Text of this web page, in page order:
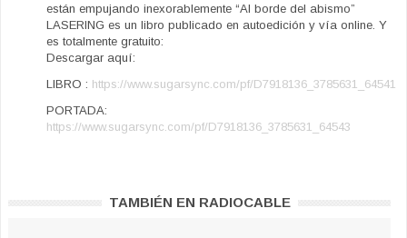
están empujando inexorablemente “Al borde del abismo”
LASERING es un libro publicado en autoedición y vía online. Y
es totalmente gratuito:
Descargar aquí:
LIBRO : https://www.sugarsync.com/pf/D7918136_3785631_64541
PORTADA:
https://www.sugarsync.com/pf/D7918136_3785631_64543
TAMBIÉN EN RADIOCABLE